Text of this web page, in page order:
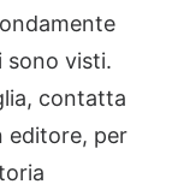
sono visti.
contatta
editore, per